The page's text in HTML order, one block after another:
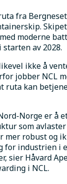
fra
moderne
av 2028.
ikke å
jobber NCL
ruta kan
Norge er å
som
mer robust og
for industrien i
sier Håvard
i NCL.